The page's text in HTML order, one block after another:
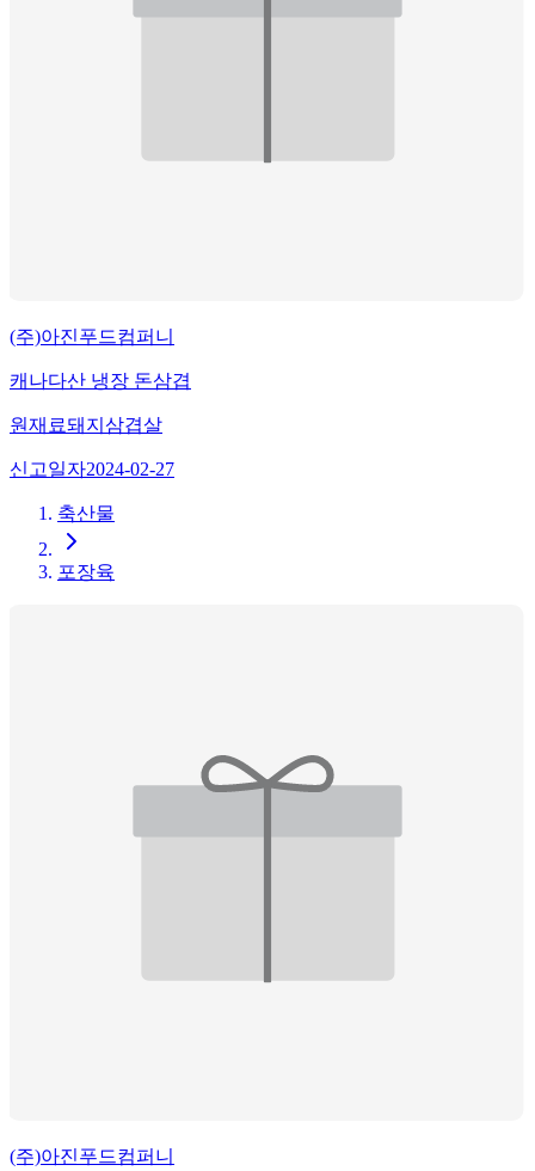
(주)아진푸드컴퍼니
캐나다산 냉장 돈삼겹
원재료돼지삼겹살
신고일자2024-02-27
축산물
포장육
(주)아진푸드컴퍼니